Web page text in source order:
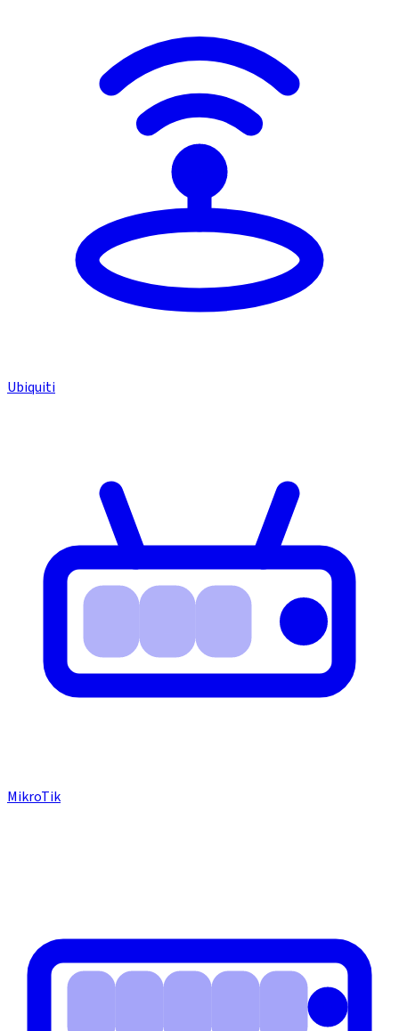
Ubiquiti
MikroTik